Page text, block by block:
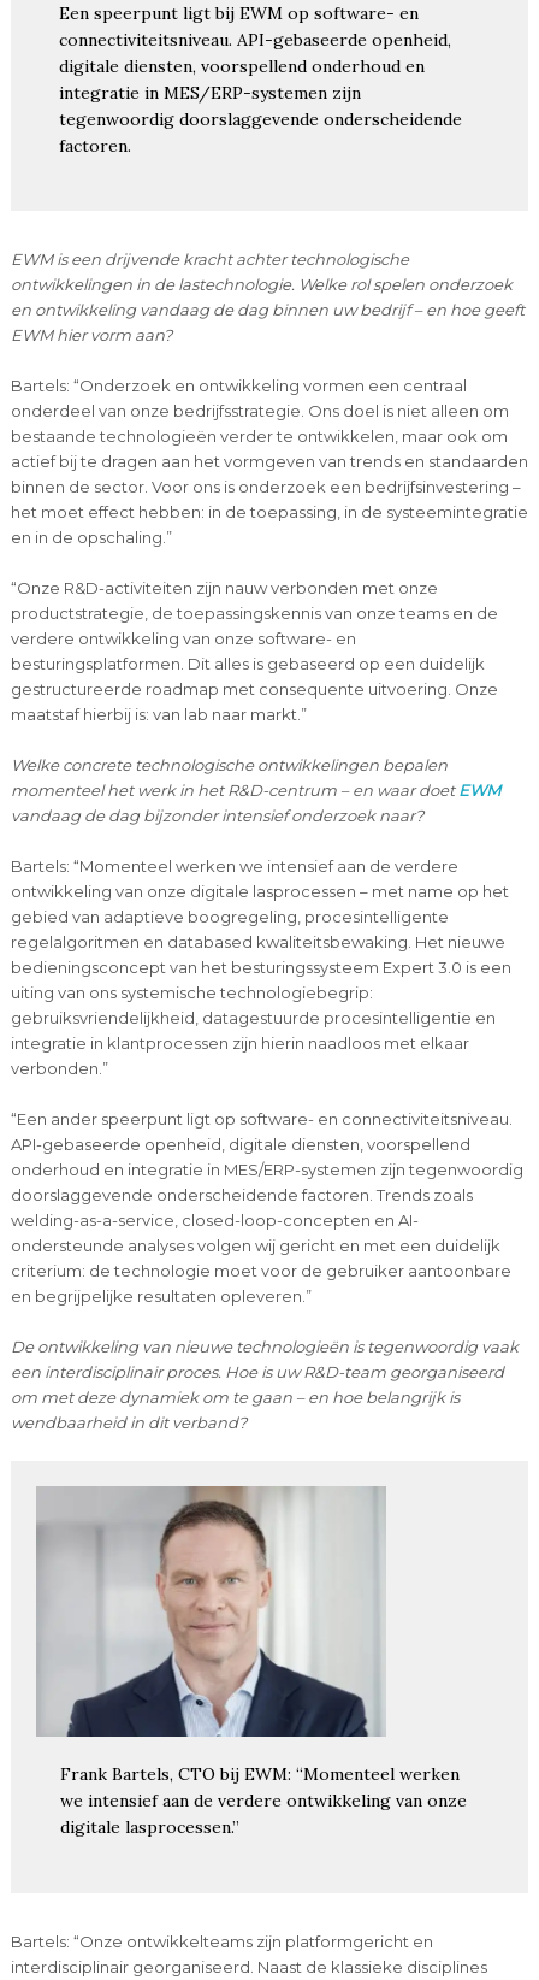
Een speerpunt ligt bij EWM op software- en
connectiviteitsniveau. API-gebaseerde openheid,
digitale diensten, voorspellend onderhoud en
integratie in MES/ERP-systemen zijn
tegenwoordig doorslaggevende onderscheidende
factoren.
EWM is een drijvende kracht achter technologische
ontwikkelingen in de lastechnologie. Welke rol spelen onderzoek
en ontwikkeling vandaag de dag binnen uw bedrijf – en hoe geeft
EWM hier vorm aan?
Bartels: “Onderzoek en ontwikkeling vormen een centraal
onderdeel van onze bedrijfsstrategie. Ons doel is niet alleen om
bestaande technologieën verder te ontwikkelen, maar ook om
actief bij te dragen aan het vormgeven van trends en standaarden
binnen de sector. Voor ons is onderzoek een bedrijfsinvestering –
het moet effect hebben: in de toepassing, in de systeemintegratie
en in de opschaling.”
“Onze R&D-activiteiten zijn nauw verbonden met onze
productstrategie, de toepassingskennis van onze teams en de
verdere ontwikkeling van onze software- en
besturingsplatformen. Dit alles is gebaseerd op een duidelijk
gestructureerde roadmap met consequente uitvoering. Onze
maatstaf hierbij is: van lab naar markt.”
Welke concrete technologische ontwikkelingen bepalen
momenteel het werk in het R&D-centrum – en waar doetEWM
vandaag de dag bijzonder intensief onderzoek naar?
Bartels: “Momenteel werken we intensief aan de verdere
ontwikkeling van onze digitale lasprocessen – met name op het
gebied van adaptieve boogregeling, procesintelligente
regelalgoritmen en databased kwaliteitsbewaking. Het nieuwe
bedieningsconcept van het besturingssysteem Expert 3.0 is een
uiting van ons systemische technologiebegrip:
gebruiksvriendelijkheid, datagestuurde procesintelligentie en
integratie in klantprocessen zijn hierin naadloos met elkaar
verbonden.”
“Een ander speerpunt ligt op software- en connectiviteitsniveau.
API-gebaseerde openheid, digitale diensten, voorspellend
onderhoud en integratie in MES/ERP-systemen zijn tegenwoordig
doorslaggevende onderscheidende factoren. Trends zoals
welding-as-a-service, closed-loop-concepten en AI-
ondersteunde analyses volgen wij gericht en met een duidelijk
criterium: de technologie moet voor de gebruiker aantoonbare
en begrijpelijke resultaten opleveren.”
De ontwikkeling van nieuwe technologieën is tegenwoordig vaak
een interdisciplinair proces. Hoe is uw R&D-team georganiseerd
om met deze dynamiek om te gaan – en hoe belangrijk is
wendbaarheid in dit verband?
Frank Bartels, CTO bij EWM: “Momenteel werken
we intensief aan de verdere ontwikkeling van onze
digitale lasprocessen.”
Bartels: “Onze ontwikkelteams zijn platformgericht en
interdisciplinair georganiseerd. Naast de klassieke disciplines